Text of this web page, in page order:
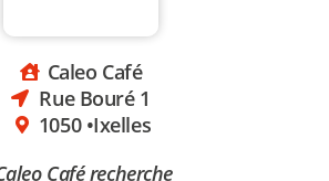
Caleo Café
Rue Bouré 1
1050 •Ixelles
Café recherche